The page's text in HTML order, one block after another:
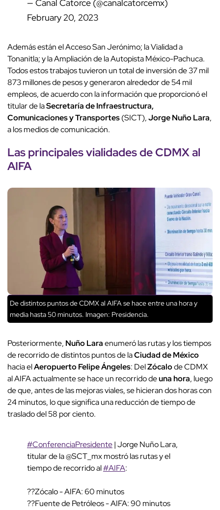
— Canal Catorce (@canalcatorcemx)
February 20, 2023
Además están el Acceso San Jerónimo; la Vialidad a
Tonanitla; y la Ampliación de la Autopista México-Pachuca.
Todos estos trabajos tuvieron un total de inversión de 37 mil
873 millones de pesos y generaron alrededor de 54 mil
empleos, de acuerdo con la información que proporcionó el
titular de laSecretaría de Infraestructura,
Comunicaciones y Transportes(SICT),Jorge Nuño Lara,
a los medios de comunicación.
Las principales vialidades de CDMX al
AIFA
De distintos puntos de CDMX al AIFA se hace entre una hora y
media hasta 50 minutos. Imagen: Presidencia.
Posteriormente, Nuño Laraenumeró las rutas y los tiempos
de recorrido de distintos puntos de laCiudad de México
hacia elAeropuerto Felipe Ángeles: DelZócalode CDMX
al AIFA actualmente se hace un recorrido deuna hora, luego
de que, antes de las mejoras viales, se hicieran dos horas con
24 minutos, lo que significa una reducción de tiempo de
traslado del 58 por ciento.
#ConferenciaPresidente| Jorge Nuño Lara,
titular de la @SCT_mx mostró las rutas y el
tiempo de recorrido al#AIFA:
??Zócalo - AIFA: 60 minutos
??Fuente de Petróleos - AIFA: 90 minutos